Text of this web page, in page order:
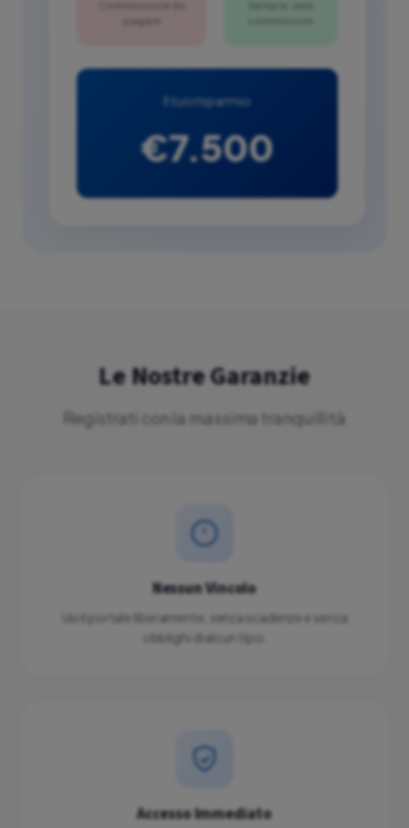
Il tuo risparmio
€7.500
Le Nostre Garanzie
Registrati con la massima tranquillità
Nessun Vincolo
Usi il portale liberamente, senza scadenze e senza
obblighi di alcun tipo.
Accesso Immediato